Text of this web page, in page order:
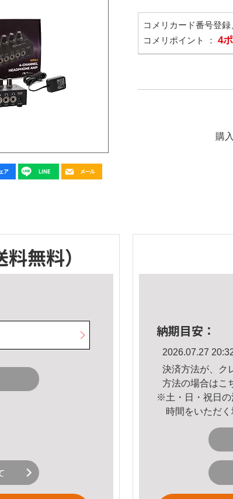
コメリカード番号登
コメリポイント ： 4
購
料無料）
納期目安：
2026.07.27
決済方法が、ク
方法の場合はこ
※土・日・祝日の
時間をいただく